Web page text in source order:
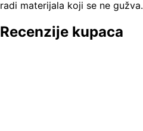
radi materijala koji se ne gužva.
Recenzije kupaca